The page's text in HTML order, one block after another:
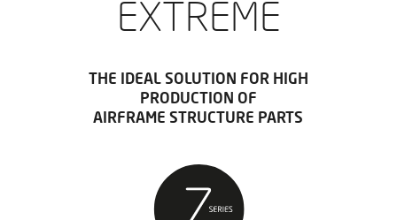
EXTREME
THE IDEAL SOLUTION FOR HIGH
PRODUCTION OF
AIRFRAME STRUCTURE PARTS